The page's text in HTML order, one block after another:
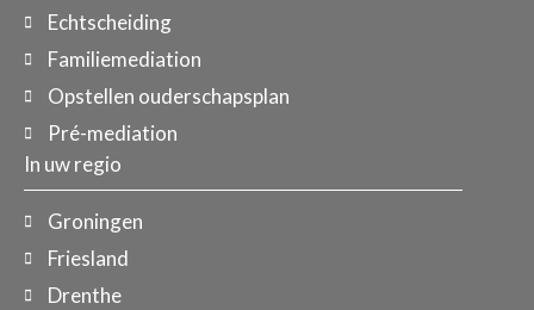
Echtscheiding
Familiemediation
Opstellen ouderschapsplan
Pré-mediation
In uw regio
Groningen
Friesland
Drenthe